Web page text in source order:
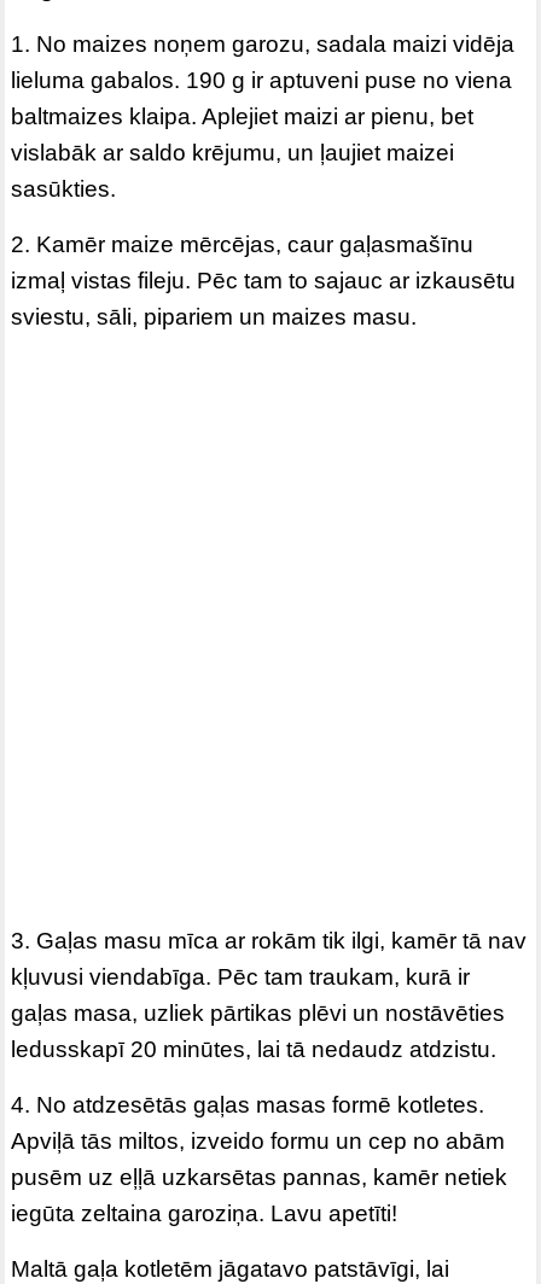
1. No maizes noņem garozu, sadala maizi vidēja
lieluma gabalos. 190 g ir aptuveni puse no viena
baltmaizes klaipa. Aplejiet maizi ar pienu, bet
vislabāk ar saldo krējumu, un ļaujiet maizei
sasūkties.
2. Kamēr maize mērcējas, caur gaļasmašīnu
izmaļ vistas fileju. Pēc tam to sajauc ar izkausētu
sviestu, sāli, pipariem un maizes masu.
3. Gaļas masu mīca ar rokām tik ilgi, kamēr tā nav
kļuvusi viendabīga. Pēc tam traukam, kurā ir
gaļas masa, uzliek pārtikas plēvi un nostāvēties
ledusskapī 20 minūtes, lai tā nedaudz atdzistu.
4. No atdzesētās gaļas masas formē kotletes.
Apviļā tās miltos, izveido formu un cep no abām
pusēm uz eļļā uzkarsētas pannas, kamēr netiek
iegūta zeltaina garoziņa. Lavu apetīti!
Maltā gaļa kotletēm jāgatavo patstāvīgi, lai